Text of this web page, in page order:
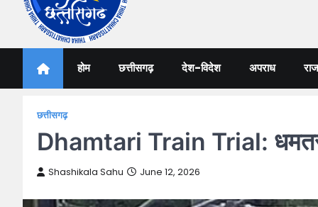
Thiha Chhattisgarh
होम छत्तीसगढ़ देश-विदेश अपराध
छत्तीसगढ़
Dhamtari Train Trial:
Shashikala Sahu June 12, 2026